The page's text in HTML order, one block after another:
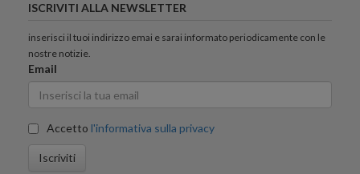
ISCRIVITI ALLA NEWSLETTER
inserisci il tuoi indirizzo emai e sarai informato periodicamente con le
nostre notizie.
Email
Accetto l'informativa sulla privacy
Iscriviti